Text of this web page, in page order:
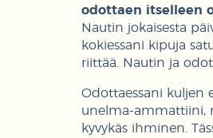
odottaen itselleen
Nautin jokaisesta
kokiessani kipuja
riittää. Nautin ja
Odottaessani kuljen
unelma-ammattiini,
kyvykäs ihminen.